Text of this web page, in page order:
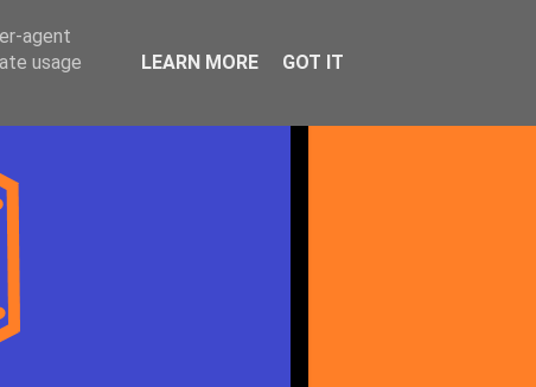
agent
usage
LEARN MORE GOT IT